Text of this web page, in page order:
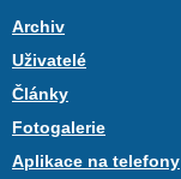
Archiv
Uživatelé
Články
Fotogalerie
Aplikace na telefony